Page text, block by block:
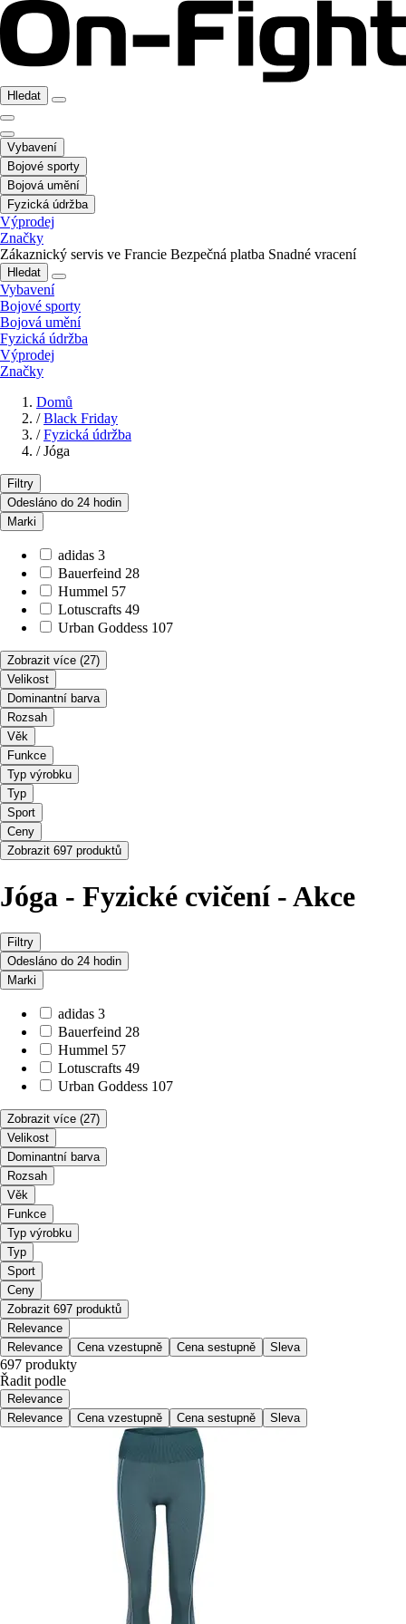
Hledat
Vybavení
Bojové sporty
Bojová umění
Fyzická údržba
Výprodej
Značky
Zákaznický servis ve Francie Bezpečná platba Snadné vracení
Hledat
Vybavení
Bojové sporty
Bojová umění
Fyzická údržba
Výprodej
Značky
Domů
/ Black Friday
/ Fyzická údržba
/ Jóga
Filtry
Odesláno do 24 hodin
Marki
adidas 3
Bauerfeind 28
Hummel 57
Lotuscrafts 49
Urban Goddess 107
Zobrazit více (27)
Velikost
Dominantní barva
Rozsah
Věk
Funkce
Typ výrobku
Typ
Sport
Ceny
Zobrazit 697 produktů
Jóga - Fyzické cvičení - Akce
Filtry
Odesláno do 24 hodin
Marki
adidas 3
Bauerfeind 28
Hummel 57
Lotuscrafts 49
Urban Goddess 107
Zobrazit více (27)
Velikost
Dominantní barva
Rozsah
Věk
Funkce
Typ výrobku
Typ
Sport
Ceny
Zobrazit 697 produktů
Relevance
Relevance
Cena vzestupně Cena sestupně Sleva
697 produkty
Řadit podle
Relevance
Relevance
Cena vzestupně Cena sestupně Sleva